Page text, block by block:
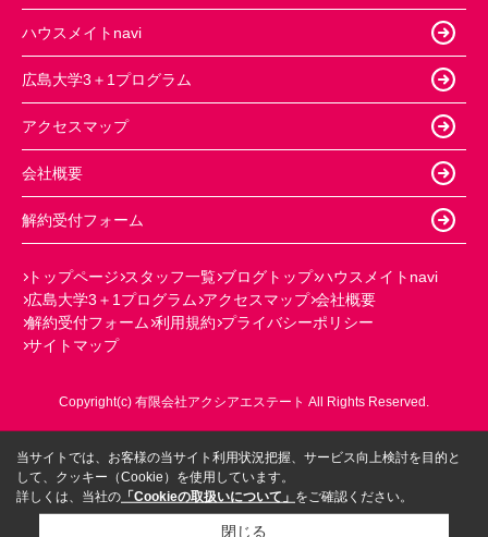
ハウスメイトnavi
広島大学3＋1プログラム
アクセスマップ
会社概要
解約受付フォーム
トップページ スタッフ一覧 ブログトップ ハウスメイトnavi
広島大学3＋1プログラム アクセスマップ 会社概要
解約受付フォーム 利用規約 プライバシーポリシー
サイトマップ
Copyright(c) 有限会社アクシアエステート All Rights Reserved.
当サイトでは、お客様の当サイト利用状況把握、サービス向上検討を目的と
して、クッキー（Cookie）を使用しています。
詳しくは、当社の 「Cookieの取扱いについて」 をご確認ください。
閉じる